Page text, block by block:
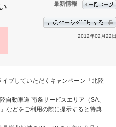
最新情報
2012年02月22日
ブしていただくキャンペーン「北陸
動車道 南条サービスエリア（SA、
などをご利用の際に提示すると特典